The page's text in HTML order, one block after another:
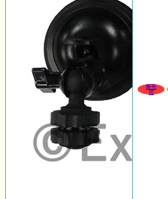
販売
可